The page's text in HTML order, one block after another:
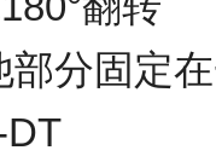
部分固定
DT